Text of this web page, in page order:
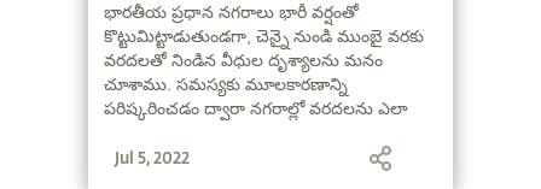
భారతీయ ప్రధాన నగరాలు భారీ వర్షంతో
కొట్టుమిట్టాడుతుండగా, చెన్నై నుండి ముంబై వరకు
వరదలతో నిండిన వీధుల దృశ్యాలను మనం
చూశాము. సమస్యకు మూలకారణాన్ని
పరిష్కరించడం ద్వారా నగరాల్లో వరదలను ఎలా
Jul 5, 2022